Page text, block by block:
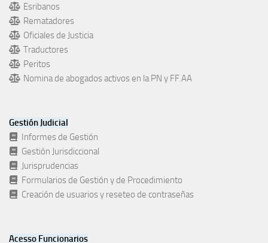
Esribanos
Rematadores
Oficiales de Justicia
Traductores
Peritos
Nomina de abogados activos en la PN y FF.AA
Gestión Judicial
Informes de Gestión
Gestión Jurisdiccional
Jurisprudencias
Formularios de Gestión y de Procedimiento
Creación de usuarios y reseteo de contraseñas
Acesso Funcionarios